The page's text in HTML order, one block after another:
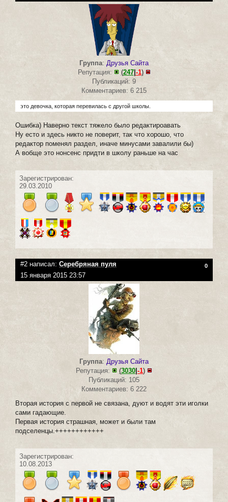
Группа: Друзья Сайта
Репутация:
(247| -1)
Публикаций: 9
Комментариев: 6 215
это девочка, которая перевилась с другой школы.
Ошибка) Наверно текст тяжело было редактироавать
Ну есто и здесь никто не поверит, так что хорошо, что
редактор поменял раздел, иначе минусами завалили бы)
А вобще это нонсенс придти в школу раньше на час
Зарегистрирован:
29.03.2010
#2 написал: Серебряная пуля 0
15 января 2015 23:57
Группа: Друзья Сайта
Репутация:
(3030|-1)
Публикаций: 105
Комментариев: 6 222
Вторая история с первой не связана, дуют и водят эти иголки
сами гадающие.
Первая история страшная, может и были там
подселенцы.++++++++++++
Зарегистрирован:
10.08.2013